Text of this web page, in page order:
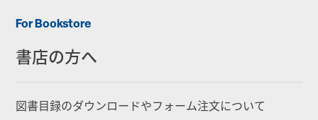
For Bookstore
書店の方へ
図書目録のダウンロードやフォーム注文について